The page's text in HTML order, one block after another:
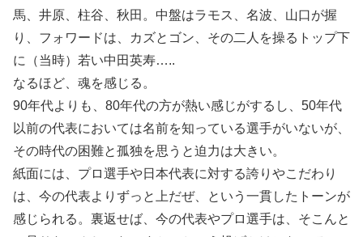
馬、井原、柱谷、秋田。中盤はラモス、名波、山口が握
り、フォワードは、カズとゴン、その二人を操るトップ下
に（当時）若い中田英寿…..
なるほど、魂を感じる。
90年代よりも、80年代の方が熱い感じがするし、50年代
以前の代表においては名前を知っている選手がいないが、
その時代の困難と孤独を思うと迫力は大きい。
紙面には、プロ選手や日本代表に対する誇りやこだわり
は、今の代表よりずっと上だぜ、という一貫したトーンが
感じられる。裏返せば、今の代表やプロ選手は、そこんと